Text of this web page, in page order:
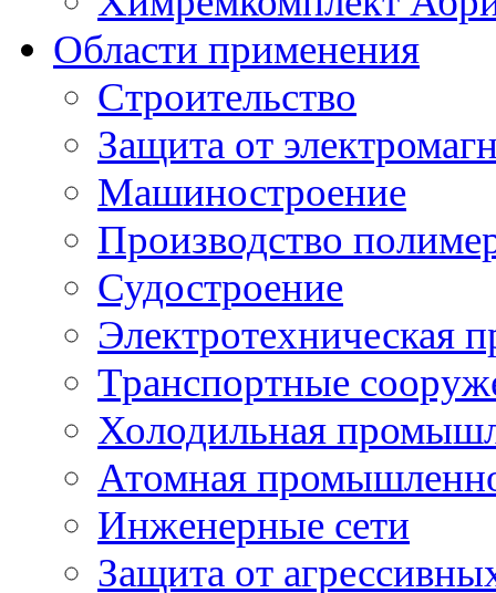
Области применения
Строительство
Защита от
Машиностроение
Производство
Судостроение
Электротехническая
Транспортные
Холодильная
Атомная
Инженерные сети
Защита от